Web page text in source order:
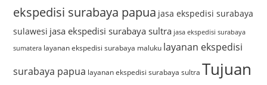
ekspedisi surabaya papua jasa ekspedisi surabaya
sulawesi jasa ekspedisi surabaya sultra jasa ekspedisi surabaya
sumatera layanan ekspedisi surabaya maluku layanan ekspedisi
surabaya papua layanan ekspedisi surabaya sultra Tujuan